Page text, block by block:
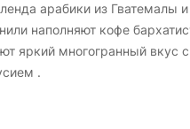
арабики из Гватемалы
наполняют кофе
яркий многогранный вкус
.